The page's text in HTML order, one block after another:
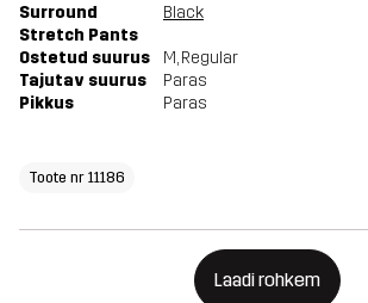
Surround
Stretch Pants
Black
Ostetud suurus M, Regular
Tajutav suurus
Paras
Pikkus
Paras
Toote nr 11186
Laadi rohkem